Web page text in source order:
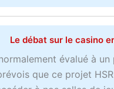
Le débat sur le casino
évalué à
que ce projet